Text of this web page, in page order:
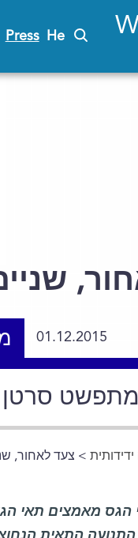
Press He
01.12.2015
> צעד לאחור,
מאמצים תאי